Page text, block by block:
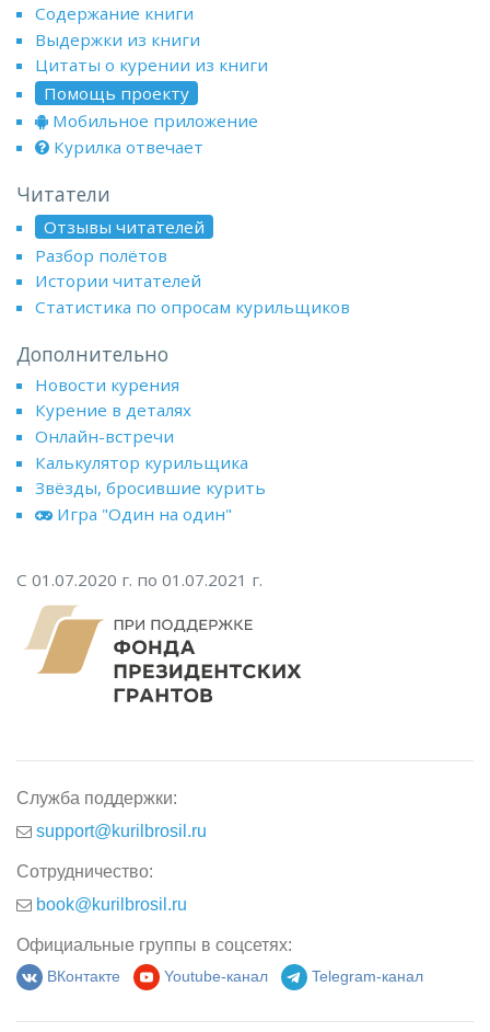
Содержание книги
Выдержки из книги
Цитаты о курении из книги
Помощь проекту
Мобильное приложение
Курилка отвечает
Читатели
Отзывы читателей
Разбор полётов
Истории читателей
Статистика по опросам курильщиков
Дополнительно
Новости курения
Курение в деталях
Онлайн-встречи
Калькулятор курильщика
Звёзды, бросившие курить
Игра "Один на один"
С 01.07.2020 г. по 01.07.2021 г.
Служба поддержки:
support@kurilbrosil.ru
Сотрудничество:
book@kurilbrosil.ru
Официальные группы в соцсетях:
ВКонтакте Youtube-канал Telegram-канал